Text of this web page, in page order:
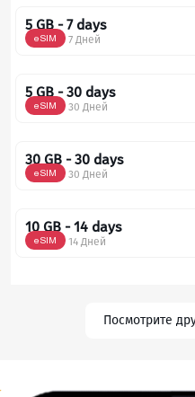
5 GB - 7 days
eSIM 7 Дней
5 GB - 30 days
eSIM 30 Дней
30 GB - 30 days
eSIM 30 Дней
10 GB - 14 days
eSIM 14 Дней
Посмотрите